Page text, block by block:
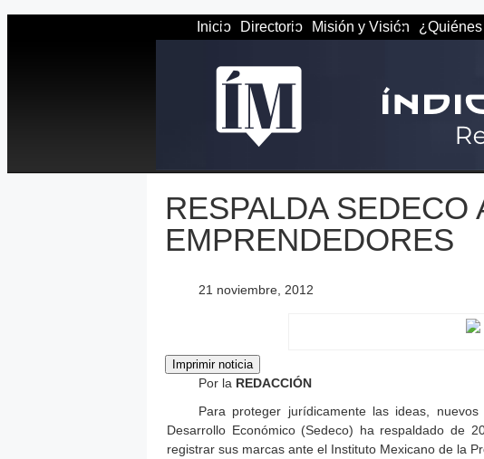
Inicio Directorio Misión y Visión
RESPALDA SEDECO
EMPRENDEDORES
21 noviembre, 2012
Por la REDACCIÓN
Para proteger jurídicamente las ideas,
Desarrollo Económico (Sedeco) ha respaldado de
registrar sus marcas ante el Instituto Mexicano de la